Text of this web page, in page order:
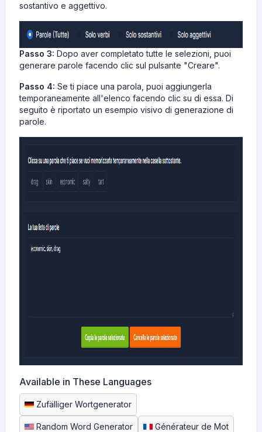
sostantivo e aggettivo.
Passo 3: Dopo aver completato tutte le selezioni, puoi
generare parole facendo clic sul pulsante "Creare".
Passo 4: Se ti piace una parola, puoi aggiungerla
temporaneamente all'elenco facendo clic su di essa. Di
seguito è riportato un esempio visivo di generazione di
parole.
Available in These Languages
Zufälliger Wortgenerator
Random Word Generator Générateur de Mot